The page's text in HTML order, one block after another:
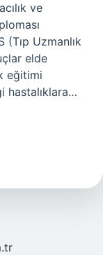
ve
(Tıp Uzmanlık
elde
eğitimi
hastalıklara…